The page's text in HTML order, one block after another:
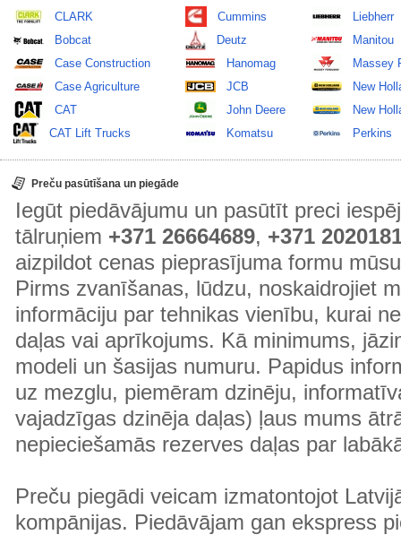
CLARK
Bobcat
Case Construction
Case Agriculture
CAT
CAT Lift Trucks
Cummins
Deutz
Hanomag
JCB
John Deere
Komatsu
Liebherr
Manitou
Massey
New
New
Perkins
Preču pasūtīšana un piegāde
Iegūt piedāvājumu un pasūtīt preci
tālruņiem +371 26664689, +371
aizpildot cenas pieprasījuma formu
Pirms zvanīšanas, lūdzu, noskaidrojiet
informāciju par tehnikas vienību, kurai
daļas vai aprīkojums. Kā minimums,
modeli un šasijas numuru. Papidus
uz mezglu, piemēram dzinēju,
vajadzīgas dzinēja daļas) ļaus mums
nepieciešamās rezerves daļas par
Preču piegādi veicam izmatontojot
kompānijas. Piedāvājam gan ekspress